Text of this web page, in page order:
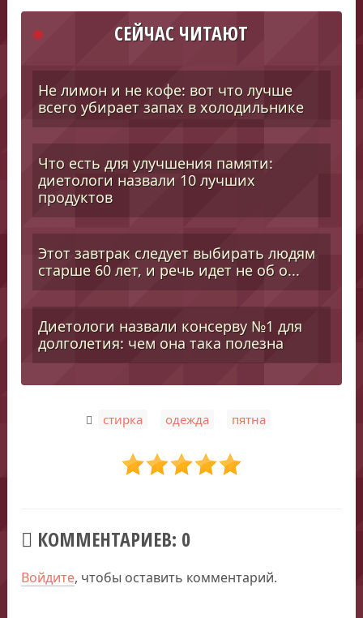
СЕЙЧАС ЧИТАЮТ
Не лимон и не кофе: вот что лучше
всего убирает запах в холодильнике
Что есть для улучшения памяти:
диетологи назвали 10 лучших
продуктов
Этот завтрак следует выбирать людям
старше 60 лет, и речь идет не об о...
Диетологи назвали консерву №1 для
долголетия: чем она така полезна
стирка одежда пятна
КОММЕНТАРИЕВ: 0
Войдите, чтобы оставить комментарий.